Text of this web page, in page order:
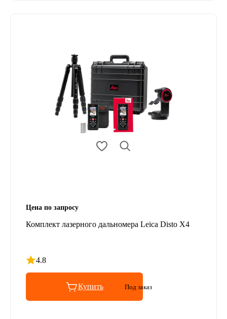
Цена по запросу
Комплект лазерного дальномера Leica Disto X4
4.8
Рейтинг 4.8 из 5
Купить Под заказ